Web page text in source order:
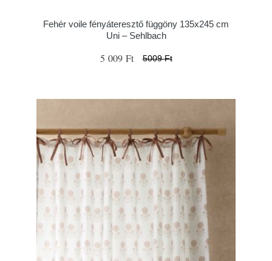
Fehér voile fényáteresztő függöny 135x245 cm
Uni – Sehlbach
5 009 Ft 5009 Ft